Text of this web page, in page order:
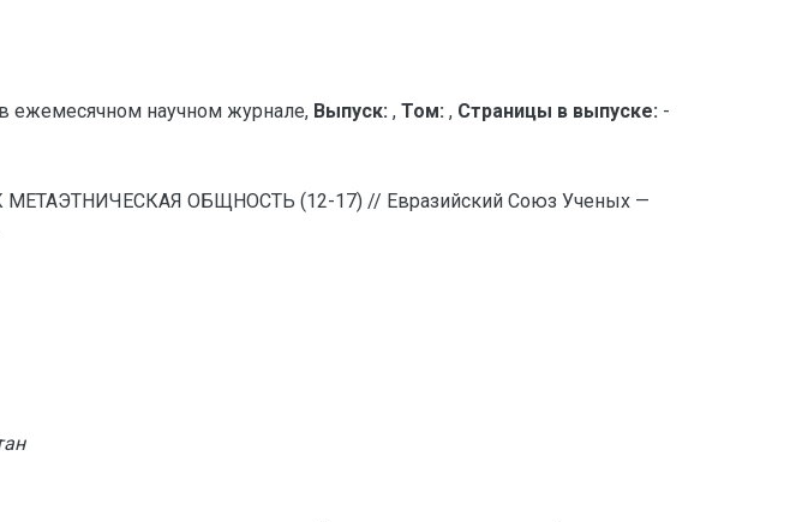
ежемесячном научном журнале, Выпуск: , Том: , Страницы в выпуске: -
МЕТАЭТНИЧЕСКАЯ ОБЩНОСТЬ (12-17) // Евразийский Союз Ученых —